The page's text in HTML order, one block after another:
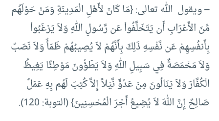
– ويقول الله تعالى: {مَا كَانَ لأَهْلِ الْمَدِينَةِ وَمَنْ حَوْلَهُم
مِّنَ الأَعْرَابِ أَن يَتَخَلَّفُواْ عَن رَّسُولِ اللهِ وَلاَ يَرْغَبُواْ
بِأَنفُسِهِمْ عَن نَّفْسِهِ ذَلِكَ بِأَنَّهُمْ لاَ يُصِيبُهُمْ ظَمَأٌ وَلاَ نَصَبٌ
وَلاَ مَخْمَصَةٌ فِي سَبِيلِ اللهِ وَلاَ يَطَؤُونَ مَوْطِئًا يَغِيظُ
الْكُفَّارَ وَلاَ يَنَالُونَ مِنْ عَدُوٍّ نَّيْلاً إِلاَّ كُتِبَ لَهُم بِهِ عَمَلٌ
صَالِحٌ إِنَّ اللهَ لاَ يُضِيعُ أَجْرَ الْمُحْسِنِينَ} (التوبة: 120).